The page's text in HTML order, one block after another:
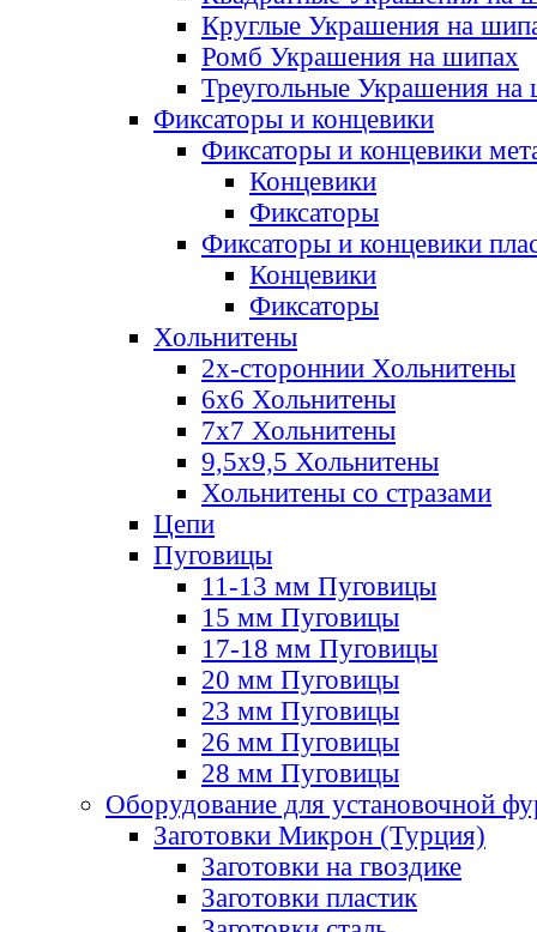
Круглые Украшения на
Ромб Украшения на шипах
Треугольные Украшения на
Фиксаторы и концевики
Фиксаторы и концевики
Концевики
Фиксаторы
Фиксаторы и концевики
Концевики
Фиксаторы
Хольнитены
2х-стороннии Хольнитены
6х6 Хольнитены
7х7 Хольнитены
9,5х9,5 Хольнитены
Хольнитены со стразами
Цепи
Пуговицы
11-13 мм Пуговицы
15 мм Пуговицы
17-18 мм Пуговицы
20 мм Пуговицы
23 мм Пуговицы
26 мм Пуговицы
28 мм Пуговицы
Оборудование для установочной
Заготовки Микрон (Турция)
Заготовки на гвоздике
Заготовки пластик